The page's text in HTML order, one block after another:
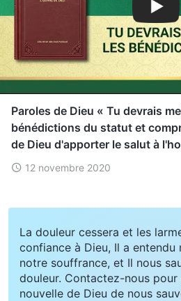
Paroles de Dieu « Tu devrais
bénédictions du statut et
de Dieu d'apporter le salut à
12 novembre 2020
La douleur cessera et les
confiance à Dieu, Il a entendu
notre souffrance, et Il nous
douleur. Contactez-nous
nouvelle de Dieu de nous